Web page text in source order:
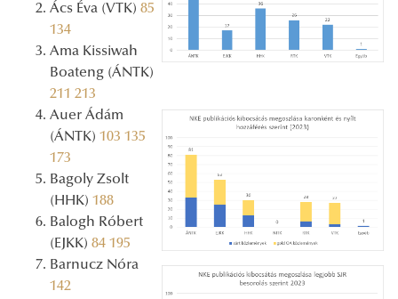
Ács Éva (VTK) 85
134
Ama Kissiwah
Boateng (ÁNTK)
211 213
Auer Ádám
(ÁNTK) 103 135
173
Bagoly Zsolt
(HHK) 188
Balogh Róbert
(EJKK) 84 195
Barnucz Nóra
142